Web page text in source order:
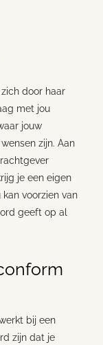
door haar
met jou
jouw
zijn. Aan
je een eigen
voorzien van
geeft op al
bij een
zijn dat je